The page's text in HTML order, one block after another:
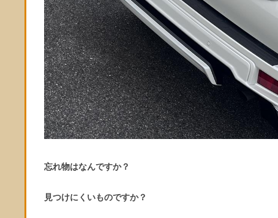
忘れ物はなんですか？
見つけにくいものですか？